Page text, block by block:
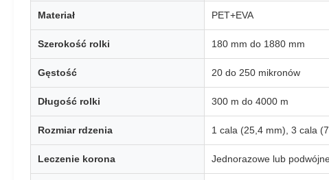
Materiał PET+EVA
Szerokość rolki 180 mm do 1880 mm
Gęstość 20 do 250 mikronów
Długość rolki 300 m do 4000 m
Rozmiar rdzenia 1 cala (25,4 mm), 3 cala
Leczenie korona Jednorazowe lub